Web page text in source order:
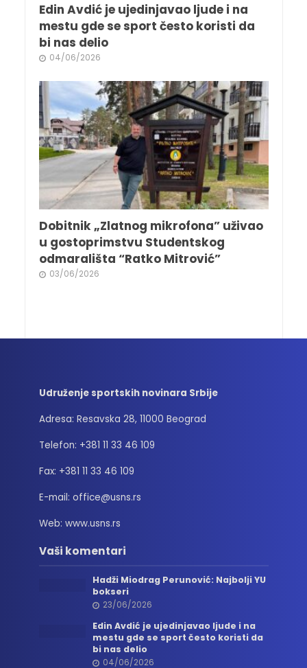
Edin Avdić je ujedinjavao ljude i na
mestu gde se sport često koristi da
bi nas delio
04/06/2026
Dobitnik „Zlatnog mikrofona” uživao
u gostoprimstvu Studentskog
odmarališta “Ratko Mitrović”
03/06/2026
Udruženje sportskih novinara Srbije
Adresa: Resavska 28, 11000 Beograd
Telefon: +381 11 33 46 109
Fax: +381 11 33 46 109
E-mail: office@usns.rs
Web: www.usns.rs
Vaši komentari
Hadži Miodrag Perunović: Najbolji YU
bokseri
23/06/2026
Edin Avdić je ujedinjavao ljude i na
mestu gde se sport često koristi da
bi nas delio
04/06/2026